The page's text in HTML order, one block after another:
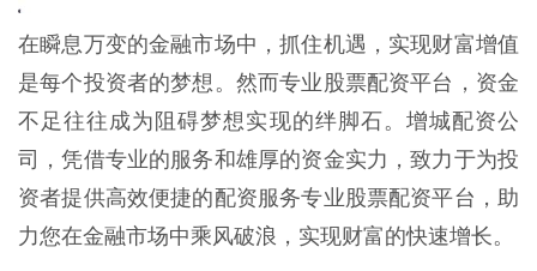
在瞬息万变的金融市场中，抓住机遇，实现财富增值
是每个投资者的梦想。然而专业股票配资平台，资金
不足往往成为阻碍梦想实现的绊脚石。增城配资公
司，凭借专业的服务和雄厚的资金实力，致力于为投
资者提供高效便捷的配资服务专业股票配资平台，助
力您在金融市场中乘风破浪，实现财富的快速增长。